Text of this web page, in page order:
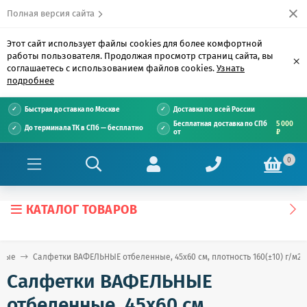
Полная версия сайта
Этот сайт использует файлы cookies для более комфортной
работы пользователя. Продолжая просмотр страниц сайта, вы
соглашаетесь с использованием файлов cookies. Узнать
подробнее
×
Быстрая доставка по Москве Доставка по всей России
До терминала ТК в СПб — бесплатно
Бесплатная доставка по СПб
от
5 000
₽
0
КАТАЛОГ ТОВАРОВ
Салфетки ВАФЕЛЬНЫЕ отбеленные, 45х60 см, плотность 160(±10) г/
Салфетки ВАФЕЛЬНЫЕ